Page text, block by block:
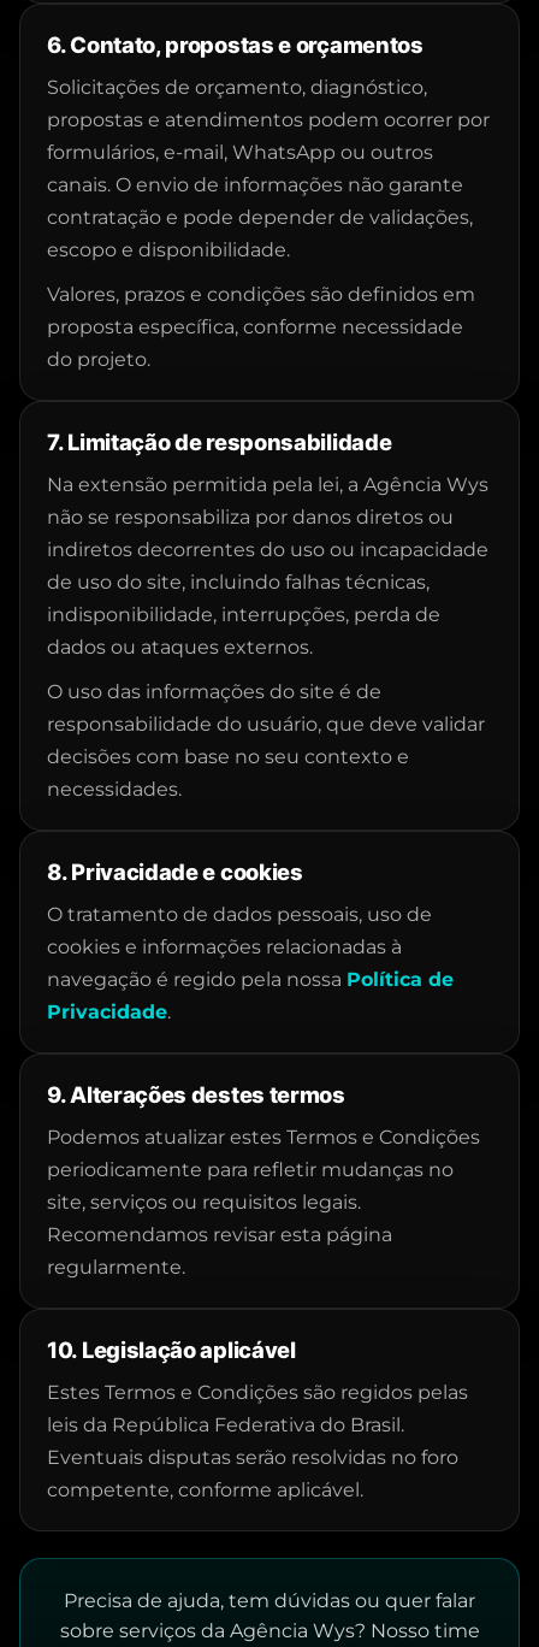
6. Contato, propostas e orçamentos
Solicitações de orçamento, diagnóstico,
propostas e atendimentos podem ocorrer por
formulários, e-mail, WhatsApp ou outros
canais. O envio de informações não garante
contratação e pode depender de validações,
escopo e disponibilidade.
Valores, prazos e condições são definidos em
proposta específica, conforme necessidade
do projeto.
7. Limitação de responsabilidade
Na extensão permitida pela lei, a Agência Wys
não se responsabiliza por danos diretos ou
indiretos decorrentes do uso ou incapacidade
de uso do site, incluindo falhas técnicas,
indisponibilidade, interrupções, perda de
dados ou ataques externos.
O uso das informações do site é de
responsabilidade do usuário, que deve validar
decisões com base no seu contexto e
necessidades.
8. Privacidade e cookies
O tratamento de dados pessoais, uso de
cookies e informações relacionadas à
navegação é regido pela nossa Política de
Privacidade.
9. Alterações destes termos
Podemos atualizar estes Termos e Condições
periodicamente para refletir mudanças no
site, serviços ou requisitos legais.
Recomendamos revisar esta página
regularmente.
10. Legislação aplicável
Estes Termos e Condições são regidos pelas
leis da República Federativa do Brasil.
Eventuais disputas serão resolvidas no foro
competente, conforme aplicável.
Precisa de ajuda, tem dúvidas ou quer falar
sobre serviços da Agência Wys? Nosso time